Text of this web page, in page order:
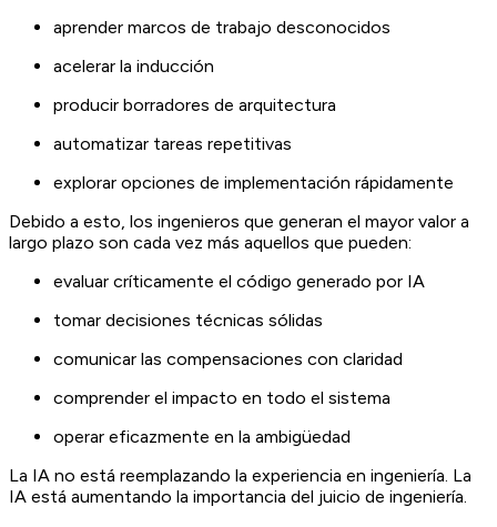
aprender marcos de trabajo desconocidos
acelerar la inducción
producir borradores de arquitectura
automatizar tareas repetitivas
explorar opciones de implementación rápidamente
Debido a esto, los ingenieros que generan el mayor valor a
largo plazo son cada vez más aquellos que pueden:
evaluar críticamente el código generado por IA
tomar decisiones técnicas sólidas
comunicar las compensaciones con claridad
comprender el impacto en todo el sistema
operar eficazmente en la ambigüedad
La IA no está reemplazando la experiencia en ingeniería. La
IA está aumentando la importancia del juicio de ingeniería.